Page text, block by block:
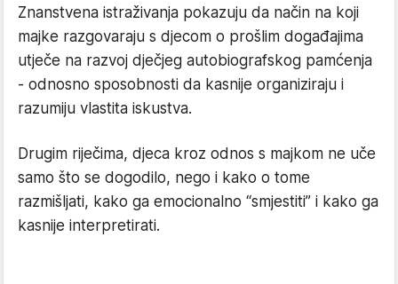
Znanstvena istraživanja pokazuju da način na koji
majke razgovaraju s djecom o prošlim događajima
utječe na razvoj dječjeg autobiografskog pamćenja
- odnosno sposobnosti da kasnije organiziraju i
razumiju vlastita iskustva.
Drugim riječima, djeca kroz odnos s majkom ne uče
samo što se dogodilo, nego i kako o tome
razmišljati, kako ga emocionalno “smjestiti” i kako ga
kasnije interpretirati.